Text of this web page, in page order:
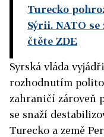
Turecko
Sýrii. NATO
čtěte ZDE
Syrská vláda
rozhodnutím
zahraničí zároveň
se snaží
Turecko a země